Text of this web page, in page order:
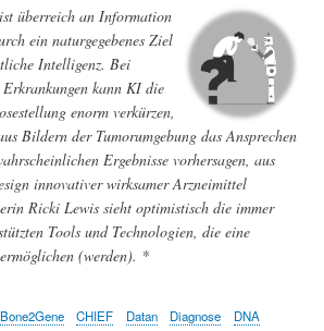
überreich an Information
ein naturgegebenes Ziel
Intelligenz. Bei
Erkrankungen kann KI die
enorm verkürzen,
Bildern der Tumorumgebung das Ansprechen
Ergebnisse vorhersagen, aus
innovativer wirksamer Arzneimittel
Ricki Lewis sieht optimistisch die immer
Tools und Technologien, die eine
(werden). *
Bone2Gene CHIEF Datan Diagnose
DNA